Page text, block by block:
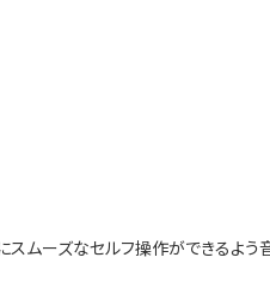
ムーズなセルフ操作ができるよ